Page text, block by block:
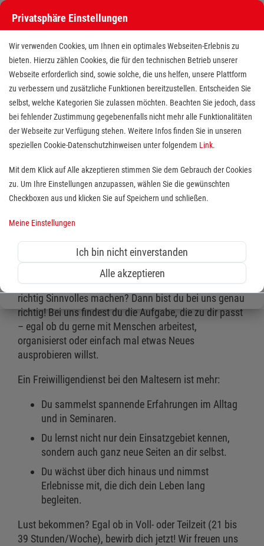
Freiwilliges Soziales Jahr (FSJ /
BFD) in der Tagespflege (mit
Führerschein)
Standort(e):
Dein Freiwilligendienst bei den Maltesern
Du willst dich sozial engagieren und gleichzeitig etwas
richtig Sinnvolles machen? Dann bist du bei uns genau
richtig! Bei uns findest du die Aufgabe, die zu dir passt
– egal ob du gerne mit Menschen arbeitest,
organisierst oder einfach mal etwas Neues
ausprobieren willst.
Ein Freiwilligendienst bei den Maltesern ist mehr:
Du sammelst spannende Erfahrungen im Alltag
und in Seminaren.
Du lernst nicht nur dein Einsatzgebiet kennen,
sondern auch ganz neue Seiten an dir selbst.
Du wächst über dich hinaus und nimmst
Erlebnisse mit, die dich dein Leben lang
begleiten.
Lust bekommen? Egal ob in Voll- oder Teilzeit (21 bis
39 Stunden/Woche), bewirb dich jetzt! Wir freuen uns
Privatsphäre Einstellungen
Wir verwenden Cookies, um Ihnen ein optimales Webseiten-Erlebnis zu
bieten. Hierzu zählen Cookies, die für den technischen Betrieb unserer
Webseite erforderlich sind, sowie solche, die uns helfen, unsere Plattform
zu verbessern und zusätzliche Funktionen bereitzustellen. Entscheiden Sie
selbst, welche Kategorien Sie zulassen möchten. Beachten Sie jedoch, dass
bei fehlender Zustimmung gegebenenfalls nicht mehr alle Funktionalitäten
der Webseite zur Verfügung stehen. Weitere Infos finden Sie in unseren
speziellen Cookie-Datenschutzhinweisen unter folgendem Link.
Mit dem Klick auf Alle akzeptieren stimmen Sie dem Gebrauch der Cookies
zu. Um Ihre Einstellungen anzupassen, wählen Sie die gewünschten
Checkboxen aus und klicken Sie auf Speichern und schließen.
Meine Einstellungen
Ich bin nicht einverstanden
Alle akzeptieren